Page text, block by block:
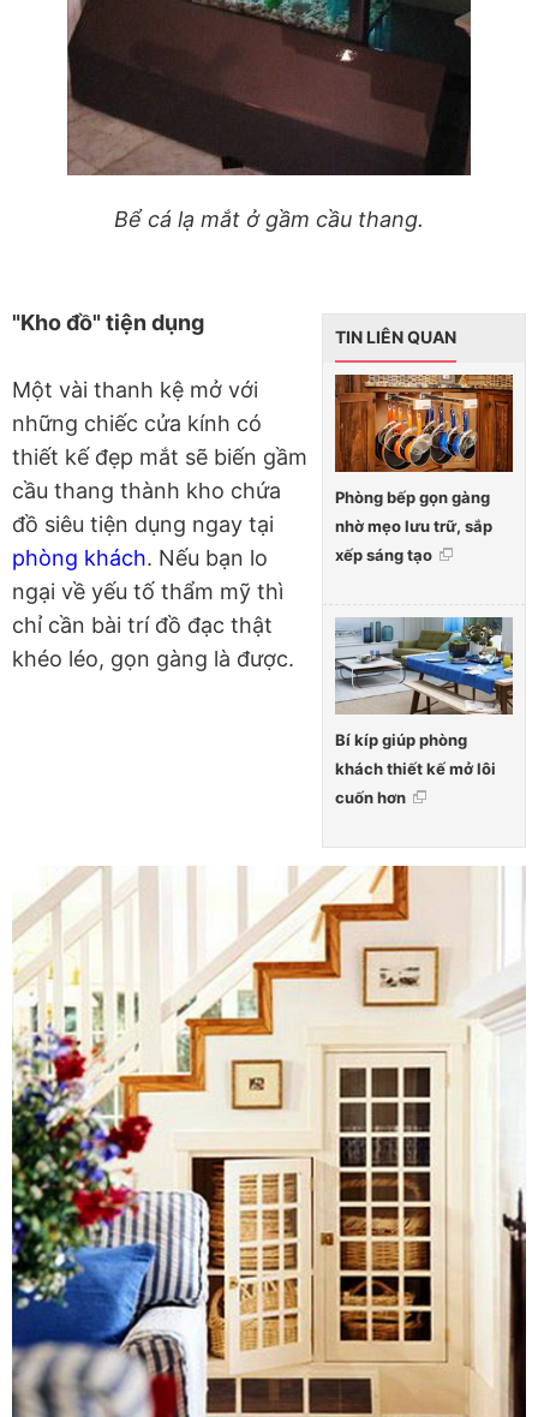
Bể cá lạ mắt ở gầm cầu thang.
TIN LIÊN QUAN
Phòng bếp gọn gàng
nhờ mẹo lưu trữ, sắp
xếp sáng tạo
Bí kíp giúp phòng
khách thiết kế mở lôi
cuốn hơn
"Kho đồ" tiện dụng
Một vài thanh kệ mở với
những chiếc cửa kính có
thiết kế đẹp mắt sẽ biến gầm
cầu thang thành kho chứa
đồ siêu tiện dụng ngay tại
phòng khách. Nếu bạn lo
ngại về yếu tố thẩm mỹ thì
chỉ cần bài trí đồ đạc thật
khéo léo, gọn gàng là được.